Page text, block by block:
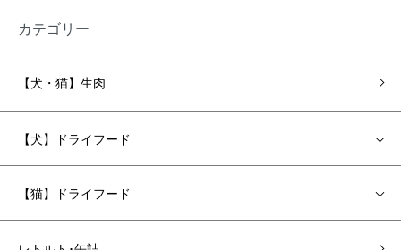
カテゴリー
【犬・猫】生肉
【犬】ドライフード
【猫】ドライフード